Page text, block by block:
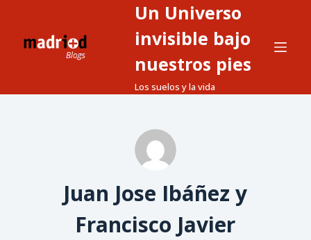
Un Universo
invisible bajo
nuestros pies
Los suelos y la vida
Juan Jose Ibáñez y
Francisco Javier